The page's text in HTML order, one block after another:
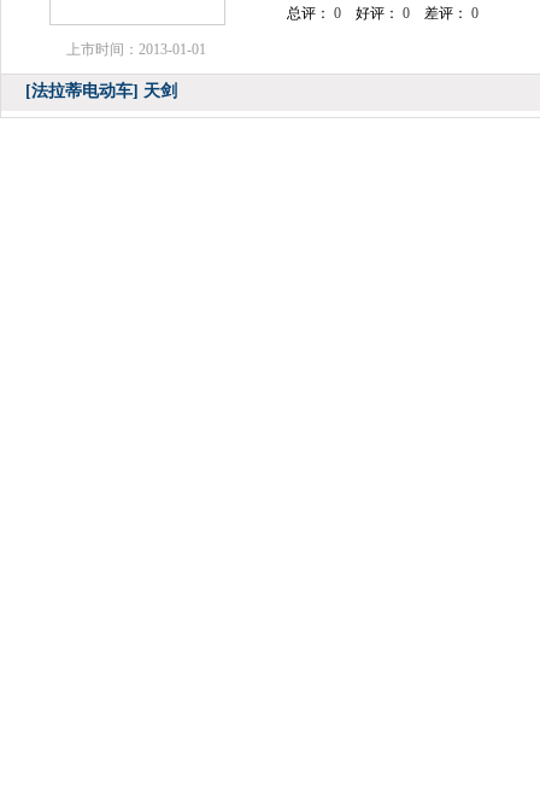
上市时间：2013-01-01
总评： 0 好评： 0 差评： 0
[法拉蒂电动车] 天剑